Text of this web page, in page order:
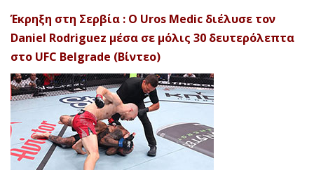
Έκρηξη στη Σερβία : Ο Uros Medic διέλυσε τον
Daniel Rodriguez μέσα σε μόλις 30 δευτερόλεπτα
στο UFC Belgrade (Βίντεο)